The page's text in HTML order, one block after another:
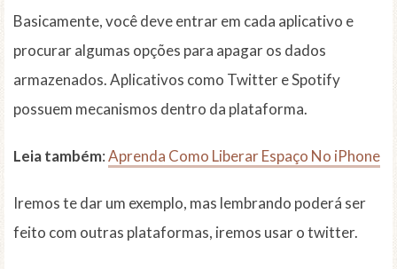
Basicamente, você deve entrar em cada aplicativo e
procurar algumas opções para apagar os dados
armazenados. Aplicativos como Twitter e Spotify
possuem mecanismos dentro da plataforma.
Leia também:Aprenda Como Liberar Espaço No iPhone
Iremos te dar um exemplo, mas lembrando poderá ser
feito com outras plataformas, iremos usar o twitter.